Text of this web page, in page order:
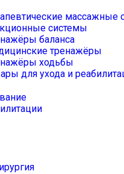
массажные
системы
баланса
тренажёры
ходьбы
для ухода и